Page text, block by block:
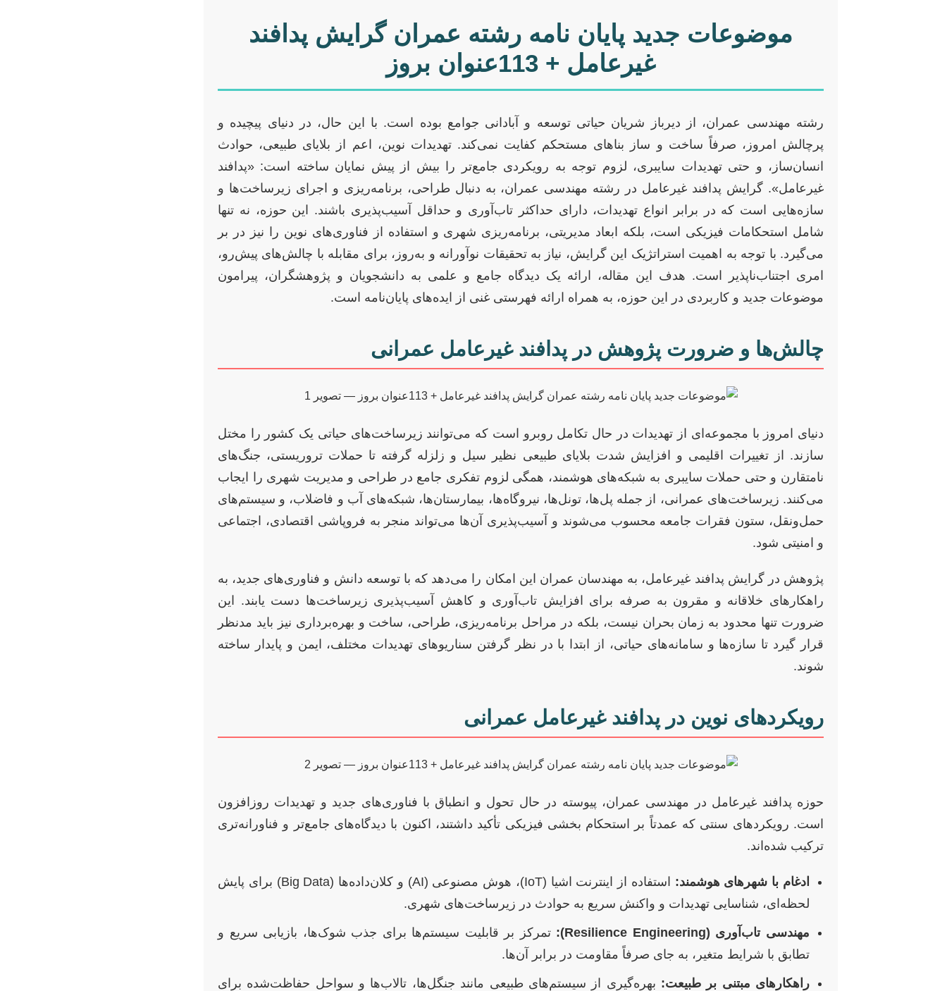
موضوعات جدید پایان نامه رشته عمران گرایش پدافند
غیرعامل + 113عنوان بروز
رشته مهندسی عمران، از دیرباز شریان حیاتی توسعه و آبادانی جوامع بوده است. با این حال، در دنیای پیچیده و
پرچالش امروز، صرفاً ساخت و ساز بناهای مستحکم کفایت نمی‌کند. تهدیدات نوین، اعم از بلایای طبیعی، حوادث
انسان‌ساز، و حتی تهدیدات سایبری، لزوم توجه به رویکردی جامع‌تر را بیش از پیش نمایان ساخته است: «پدافند
غیرعامل». گرایش پدافند غیرعامل در رشته مهندسی عمران، به دنبال طراحی، برنامه‌ریزی و اجرای زیرساخت‌ها و
سازه‌هایی است که در برابر انواع تهدیدات، دارای حداکثر تاب‌آوری و حداقل آسیب‌پذیری باشند. این حوزه، نه تنها
شامل استحکامات فیزیکی است، بلکه ابعاد مدیریتی، برنامه‌ریزی شهری و استفاده از فناوری‌های نوین را نیز در بر
می‌گیرد. با توجه به اهمیت استراتژیک این گرایش، نیاز به تحقیقات نوآورانه و به‌روز، برای مقابله با چالش‌های پیش‌رو،
امری اجتناب‌ناپذیر است. هدف این مقاله، ارائه یک دیدگاه جامع و علمی به دانشجویان و پژوهشگران، پیرامون
موضوعات جدید و کاربردی در این حوزه، به همراه ارائه فهرستی غنی از ایده‌های پایان‌نامه است.
چالش‌ها و ضرورت پژوهش در پدافند غیرعامل عمرانی
دنیای امروز با مجموعه‌ای از تهدیدات در حال تکامل روبرو است که می‌توانند زیرساخت‌های حیاتی یک کشور را مختل
سازند. از تغییرات اقلیمی و افزایش شدت بلایای طبیعی نظیر سیل و زلزله گرفته تا حملات تروریستی، جنگ‌های
نامتقارن و حتی حملات سایبری به شبکه‌های هوشمند، همگی لزوم تفکری جامع در طراحی و مدیریت شهری را ایجاب
می‌کنند. زیرساخت‌های عمرانی، از جمله پل‌ها، تونل‌ها، نیروگاه‌ها، بیمارستان‌ها، شبکه‌های آب و فاضلاب، و سیستم‌های
حمل‌ونقل، ستون فقرات جامعه محسوب می‌شوند و آسیب‌پذیری آن‌ها می‌تواند منجر به فروپاشی اقتصادی، اجتماعی
و امنیتی شود.
پژوهش در گرایش پدافند غیرعامل، به مهندسان عمران این امکان را می‌دهد که با توسعه دانش و فناوری‌های جدید، به
راهکارهای خلاقانه و مقرون به صرفه برای افزایش تاب‌آوری و کاهش آسیب‌پذیری زیرساخت‌ها دست یابند. این
ضرورت تنها محدود به زمان بحران نیست، بلکه در مراحل برنامه‌ریزی، طراحی، ساخت و بهره‌برداری نیز باید مدنظر
قرار گیرد تا سازه‌ها و سامانه‌های حیاتی، از ابتدا با در نظر گرفتن سناریوهای تهدیدات مختلف، ایمن و پایدار ساخته
شوند.
رویکردهای نوین در پدافند غیرعامل عمرانی
حوزه پدافند غیرعامل در مهندسی عمران، پیوسته در حال تحول و انطباق با فناوری‌های جدید و تهدیدات روزافزون
است. رویکردهای سنتی که عمدتاً بر استحکام بخشی فیزیکی تأکید داشتند، اکنون با دیدگاه‌های جامع‌تر و فناورانه‌تری
ترکیب شده‌اند.
ادغام با شهرهای هوشمند:
استفاده از اینترنت اشیا (IoT)، هوش مصنوعی (AI) و کلان‌داده‌ها (Big Data) برای پایش
لحظه‌ای، شناسایی تهدیدات و واکنش سریع به حوادث در زیرساخت‌های شهری.
مهندسی تاب‌آوری (Resilience Engineering):
تمرکز بر قابلیت سیستم‌ها برای جذب شوک‌ها، بازیابی سریع و
تطابق با شرایط متغیر، به جای صرفاً مقاومت در برابر آن‌ها.
راهکارهای مبتنی بر طبیعت: بهره‌گیری از سیستم‌های طبیعی مانند جنگل‌ها، تالاب‌ها و سواحل حفاظت‌شده برای